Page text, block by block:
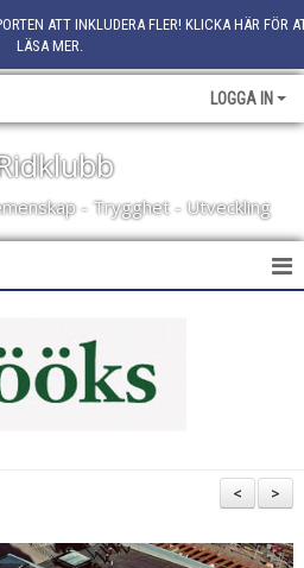
ATT INKLUDERA FLER! KLICKA HÄR FÖR
LÄSA MER.
LOGGA IN
- Trygghet - Utveckling
>
<